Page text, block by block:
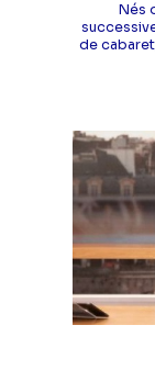
Nés
de